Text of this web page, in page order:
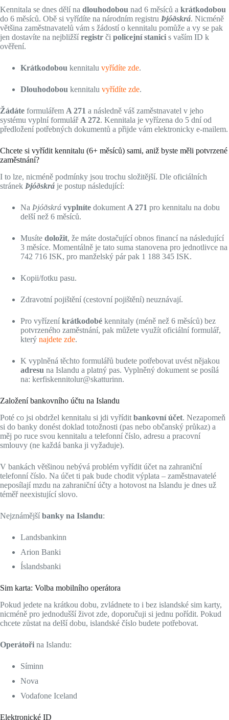
Kennitala se dnes dělí na dlouhodobou nad 6 měsíců a krátkodobou
do 6 měsíců. Obě si vyřídíte na národním registru Þjóðskrá. Nicméně
většina zaměstnavatelů vám s žádostí o kennitalu pomůže a vy se pak
jen dostavíte na nejbližší registr či policejní stanici s vaším ID k
ověření.
Krátkodobou kennitalu vyřídíte zde.
Dlouhodobou kennitalu vyřídíte zde.
Žádáte formulářem A 271 a následně váš zaměstnavatel v jeho
systému vyplní formulář A 272. Kennitala je vyřízena do 5 dní od
předložení potřebných dokumentů a přijde vám elektronicky e-mailem.
Chcete si vyřídit kennitalu (6+ měsíců) sami, aniž byste měli potvrzené
zaměstnání?
I to lze, nicméně podmínky jsou trochu složitější. Dle oficiálních
stránek Þjóðskrá je postup následující:
Na Þjóðskrá vyplníte dokument A 271 pro kennitalu na dobu
delší než 6 měsíců.
Musíte doložit, že máte dostačující obnos financí na následující
3 měsíce. Momentálně je tato suma stanovena pro jednotlivce na
742 716 ISK, pro manželský pár pak 1 188 345 ISK.
Kopii/fotku pasu.
Zdravotní pojištění (cestovní pojištění) neuznávají.
Pro vyřízení krátkodobé kennitaly (méně než 6 měsíců) bez
potvrzeného zaměstnání, pak můžete využít oficiální formulář,
který najdete zde.
K vyplněná těchto formulářů budete potřebovat uvést nějakou
adresu na Islandu a platný pas. Vyplněný dokument se posílá
na: kerfiskennitolur@skatturinn.
Založení bankovního účtu na Islandu
Poté co jsi obdržel kennitalu si jdi vyřídit bankovní účet. Nezapomeň
si do banky donést doklad totožnosti (pas nebo občanský průkaz) a
měj po ruce svou kennitalu a telefonní číslo, adresu a pracovní
smlouvy (ne každá banka ji vyžaduje).
V bankách většinou nebývá problém vyřídit účet na zahraniční
telefonní číslo. Na účet ti pak bude chodit výplata – zaměstnavatelé
neposílají mzdu na zahraniční účty a hotovost na Islandu je dnes už
téměř neexistující slovo.
Nejznámější banky na Islandu:
Landsbankinn
Arion Banki
Íslandsbanki
Sim karta: Volba mobilního operátora
Pokud jedete na krátkou dobu, zvládnete to i bez islandské sim karty,
nicméně pro jednodušší život zde, doporučuji si jednu pořídit. Pokud
chcete zůstat na delší dobu, islandské číslo budete potřebovat.
Operátoři na Islandu:
Síminn
Nova
Vodafone Iceland
Elektronické ID